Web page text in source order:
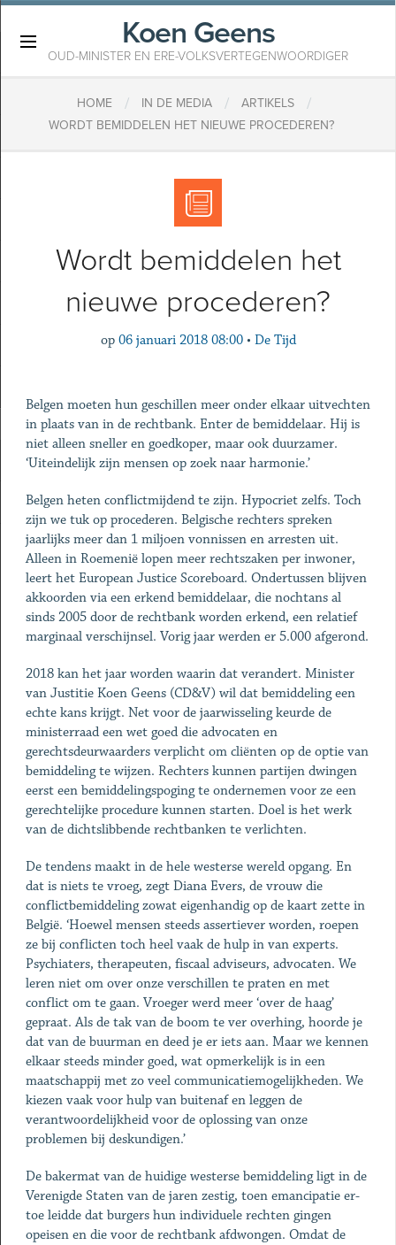
Koen Geens
OUD-MINISTER EN ERE-VOLKSVERTEGENWOORDIGER
HOME / IN DE MEDIA / ARTIKELS /
WORDT BEMIDDELEN HET NIEUWE PROCEDEREN?
Wordt bemiddelen het
nieuwe procederen?
op 06 januari 2018 08:00 • De Tijd
Belgen moeten hun geschillen meer onder elkaar uitvechten
in plaats van in de rechtbank. Enter de bemiddelaar. Hij is
niet alleen sneller en goedkoper, maar ook duurzamer.
‘Uiteindelijk zijn mensen op zoek naar harmonie.’
Belgen heten conflictmijdend te zijn. Hypocriet zelfs. Toch
zijn we tuk op procederen. Belgische rechters spreken
jaarlijks meer dan 1 miljoen vonnissen en arresten uit.
Alleen in Roemenië lopen meer rechtszaken per inwoner,
leert het European Justice Scoreboard. Ondertussen blijven
akkoorden via een erkend bemiddelaar, die nochtans al
sinds 2005 door de rechtbank worden erkend, een relatief
marginaal verschijnsel. Vorig jaar werden er 5.000 afgerond.
2018 kan het jaar worden waarin dat verandert. Minister
van Justitie Koen Geens (CD&V) wil dat bemiddeling een
echte kans krijgt. Net voor de jaarwisseling keurde de
ministerraad een wet goed die advocaten en
gerechtsdeurwaarders verplicht om cliënten op de optie van
bemiddeling te wijzen. Rechters kunnen partijen dwingen
eerst een bemiddelingspoging te ondernemen voor ze een
gerechtelijke procedure kunnen starten. Doel is het werk
van de dichtslibbende rechtbanken te verlichten.
De tendens maakt in de hele westerse wereld opgang. En
dat is niets te vroeg, zegt Diana Evers, de vrouw die
conflictbemiddeling zowat eigenhandig op de kaart zette in
België. ‘Hoewel mensen steeds assertiever worden, roepen
ze bij conflicten toch heel vaak de hulp in van experts.
Psychiaters, therapeuten, fiscaal adviseurs, advocaten. We
leren niet om over onze verschillen te praten en met
conflict om te gaan. Vroeger werd meer ‘over de haag’
gepraat. Als de tak van de boom te ver overhing, hoorde je
dat van de buurman en deed je er iets aan. Maar we kennen
elkaar steeds minder goed, wat opmerkelijk is in een
maatschappij met zo veel communicatiemogelijkheden. We
kiezen vaak voor hulp van buitenaf en leggen de
verantwoordelijkheid voor de oplossing van onze
problemen bij deskundigen.’
De bakermat van de huidige westerse bemiddeling ligt in de
Verenigde Staten van de jaren zestig, toen emancipatie er-
toe leidde dat burgers hun individuele rechten gingen
opeisen en die voor de rechtbank afdwongen. Omdat de